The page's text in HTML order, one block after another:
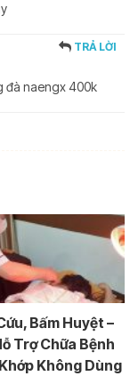
TRẢ LỜI
đà naengx 400k
Bấm Huyệt –
Trợ Chữa Bệnh
Không Dùng